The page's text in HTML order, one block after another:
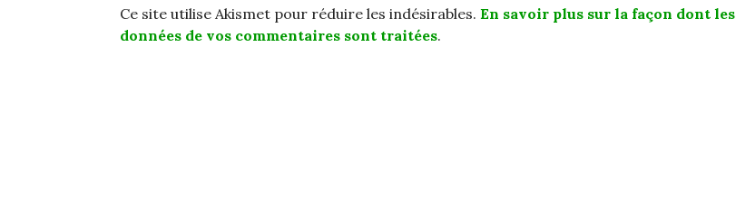
Ce site utilise Akismet pour réduire les indésirables. En savoir plus sur la façon dont les
données de vos commentaires sont traitées.